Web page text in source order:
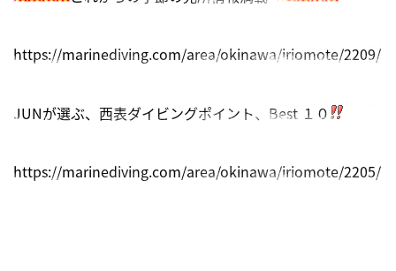
https://marinediving.com/area/okinawa/iriomote/2209/
JUNが選ぶ、西表ダイビングポイント、Best １０
https://marinediving.com/area/okinawa/iriomote/2205/